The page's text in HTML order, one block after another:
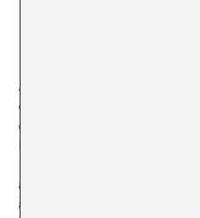
A*Desk me ha enviado un
explore el concepto de
que es para mí una obra de
Es cierto que lo primero
arte es la Sopa Campbell,
aquella fotografía de Yves